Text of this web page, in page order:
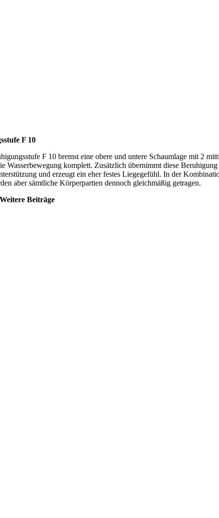
F 10
F 10 bremst eine obere und untere Schaumlage mit 2
Wasserbewegung komplett. Zusätzlich übernimmt diese
und erzeugt ein eher festes Liegegefühl. In der
aber sämtliche Körperpartien dennoch gleichmäßig getragen.
Weitere Beiträge